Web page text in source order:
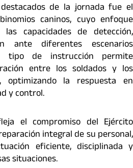
de la jornada fue el
caninos, cuyo enfoque
capacidades de detección,
ante diferentes escenarios
tipo de instrucción permite
entre los soldados y los
optimizando la respuesta en
y control.
el compromiso del Ejército
integral de su personal,
eficiente, disciplinada y
situaciones.